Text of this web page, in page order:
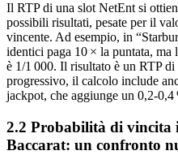
Il RTP di una slot NetEnt si
possibili risultati, pesate per il
vincente. Ad esempio, in
identici paga 10 × la puntata,
è 1/1 000. Il risultato è un RTP
progressivo, il calcolo include
jackpot, che aggiunge un 0,2‑0,4
2.2 Probabilità di vincita
Baccarat: un confronto